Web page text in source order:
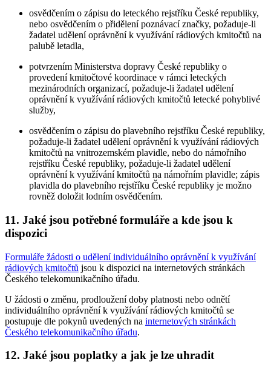
osvědčením o zápisu do leteckého rejstříku České republiky,
nebo osvědčením o přidělení poznávací značky, požaduje-li
žadatel udělení oprávnění k využívání rádiových kmitočtů na
palubě letadla,
potvrzením Ministerstva dopravy České republiky o
provedení kmitočtové koordinace v rámci leteckých
mezinárodních organizací, požaduje-li žadatel udělení
oprávnění k využívání rádiových kmitočtů letecké pohyblivé
služby,
osvědčením o zápisu do plavebního rejstříku České republiky,
požaduje-li žadatel udělení oprávnění k využívání rádiových
kmitočtů na vnitrozemském plavidle, nebo do námořního
rejstříku České republiky, požaduje-li žadatel udělení
oprávnění k využívání kmitočtů na námořním plavidle; zápis
plavidla do plavebního rejstříku České republiky je možno
rovněž doložit lodním osvědčením.
11. Jaké jsou potřebné formuláře a kde jsou k
dispozici
Formuláře žádosti o udělení individuálního oprávnění k využívání
rádiových kmitočtů jsou k dispozici na internetových stránkách
Českého telekomunikačního úřadu.
U žádosti o změnu, prodloužení doby platnosti nebo odnětí
individuálního oprávnění k využívání rádiových kmitočtů se
postupuje dle pokynů uvedených na internetových stránkách
Českého telekomunikačního úřadu.
12. Jaké jsou poplatky a jak je lze uhradit